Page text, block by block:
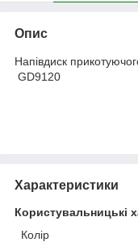
Опис
Напівдиск
GD9120
Характеристики
Користувальницькі
Колір